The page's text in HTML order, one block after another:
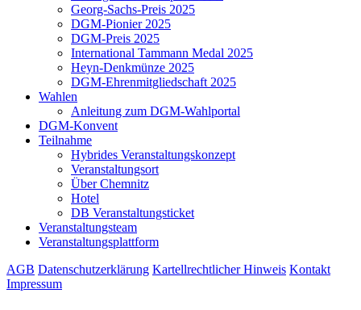
Masing-Gedächtnispreis 2025
Georg-Sachs-Preis 2025
DGM-Pionier 2025
DGM-Preis 2025
International Tammann Medal 2025
Heyn-Denkmünze 2025
DGM-Ehrenmitgliedschaft 2025
Wahlen
Anleitung zum DGM-Wahlportal
DGM-Konvent
Teilnahme
Hybrides Veranstaltungskonzept
Veranstaltungsort
Über Chemnitz
Hotel
DB Veranstaltungsticket
Veranstaltungsteam
AGB Datenschutzerklärung